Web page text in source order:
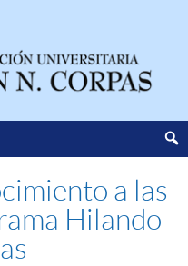
a las
Hilando